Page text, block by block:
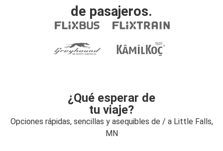
de pasajeros.
¿Qué esperar de
tu viaje?
Opciones rápidas, sencillas y asequibles de / a Little Falls,
MN